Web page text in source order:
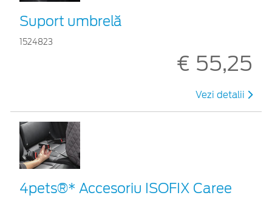
Suport umbrelă
1524823
€ 55,25
Vezi detalii
4pets®* Accesoriu ISOFIX Caree